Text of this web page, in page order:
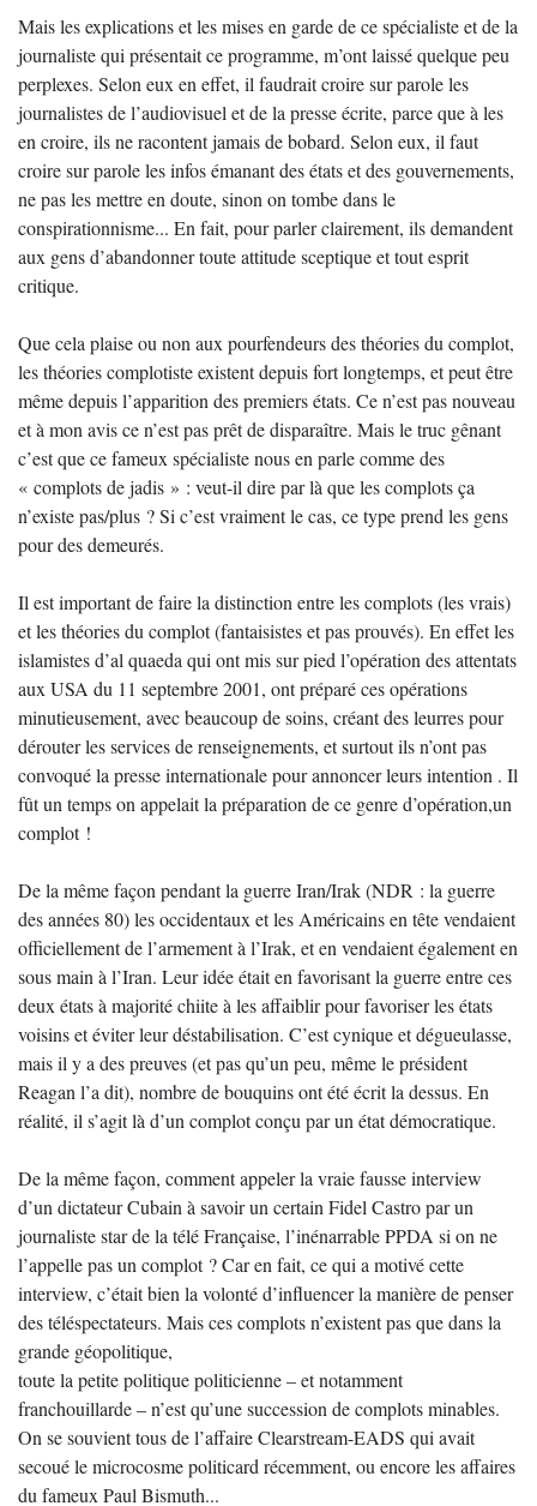
Mais les explications et les mises en garde de ce spécialiste et de la
journaliste qui présentait ce programme, m’ont laissé quelque peu
perplexes. Selon eux en effet, il faudrait croire sur parole les
journalistes de l’audiovisuel et de la presse écrite, parce que à les
en croire, ils ne racontent jamais de bobard. Selon eux, il faut
croire sur parole les infos émanant des états et des gouvernements,
ne pas les mettre en doute, sinon on tombe dans le
conspirationnisme... En fait, pour parler clairement, ils demandent
aux gens d’abandonner toute attitude sceptique et tout esprit
critique.
Que cela plaise ou non aux pourfendeurs des théories du complot,
les théories complotiste existent depuis fort longtemps, et peut être
même depuis l’apparition des premiers états. Ce n’est pas nouveau
et à mon avis ce n’est pas prêt de disparaître. Mais le truc gênant
c’est que ce fameux spécialiste nous en parle comme des
« complots de jadis » : veut-il dire par là que les complots ça
n’existe pas/plus ? Si c’est vraiment le cas, ce type prend les gens
pour des demeurés.
Il est important de faire la distinction entre les complots (les vrais)
et les théories du complot (fantaisistes et pas prouvés). En effet les
islamistes d’al quaeda qui ont mis sur pied l’opération des attentats
aux USA du 11 septembre 2001, ont préparé ces opérations
minutieusement, avec beaucoup de soins, créant des leurres pour
dérouter les services de renseignements, et surtout ils n’ont pas
convoqué la presse internationale pour annoncer leurs intention . Il
fût un temps on appelait la préparation de ce genre d’opération,un
complot !
De la même façon pendant la guerre Iran/Irak (NDR : la guerre
des années 80) les occidentaux et les Américains en tête vendaient
officiellement de l’armement à l’Irak, et en vendaient également en
sous main à l’Iran. Leur idée était en favorisant la guerre entre ces
deux états à majorité chiite à les affaiblir pour favoriser les états
voisins et éviter leur déstabilisation. C’est cynique et dégueulasse,
mais il y a des preuves (et pas qu’un peu, même le président
Reagan l’a dit), nombre de bouquins ont été écrit la dessus. En
réalité, il s’agit là d’un complot conçu par un état démocratique.
De la même façon, comment appeler la vraie fausse interview
d’un dictateur Cubain à savoir un certain Fidel Castro par un
journaliste star de la télé Française, l’inénarrable PPDA si on ne
l’appelle pas un complot ? Car en fait, ce qui a motivé cette
interview, c’était bien la volonté d’influencer la manière de penser
des téléspectateurs. Mais ces complots n’existent pas que dans la
grande géopolitique,
toute la petite politique politicienne – et notamment
franchouillarde – n’est qu’une succession de complots minables.
On se souvient tous de l’affaire Clearstream-EADS qui avait
secoué le microcosme politicard récemment, ou encore les affaires
du fameux Paul Bismuth...